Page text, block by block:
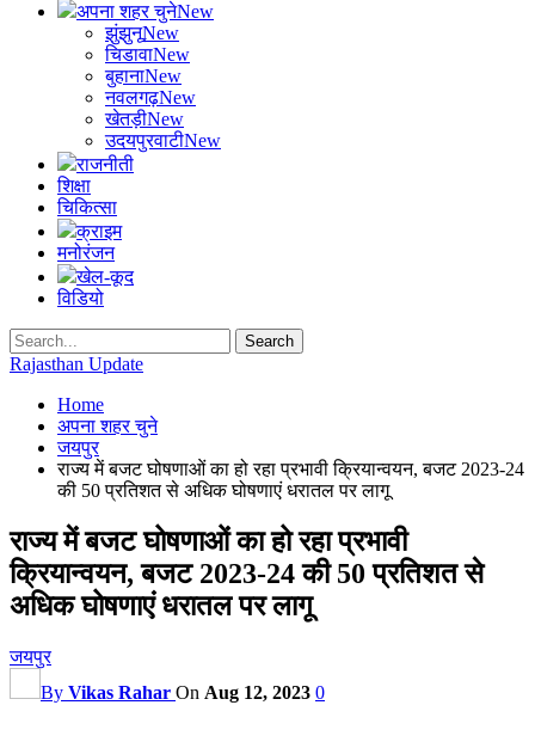
अपना शहर चुनेNew
झुंझुनूNew
चिडावाNew
बुहानाNew
नवलगढ़New
खेतड़ीNew
उदयपुरवाटीNew
राजनीती
शिक्षा
चिकित्सा
क्राइम
मनोरंजन
खेल-कूद
विडियो
Rajasthan Update
Home
अपना शहर चुने
जयपुर
राज्य में बजट घोषणाओं का हो रहा प्रभावी क्रियान्वयन, बजट 2023-24
की 50 प्रतिशत से अधिक घोषणाएं धरातल पर लागू
राज्य में बजट घोषणाओं का हो रहा प्रभावी
क्रियान्वयन, बजट 2023-24 की 50 प्रतिशत से
अधिक घोषणाएं धरातल पर लागू
जयपुर
By Vikas Rahar On Aug 12, 2023 0